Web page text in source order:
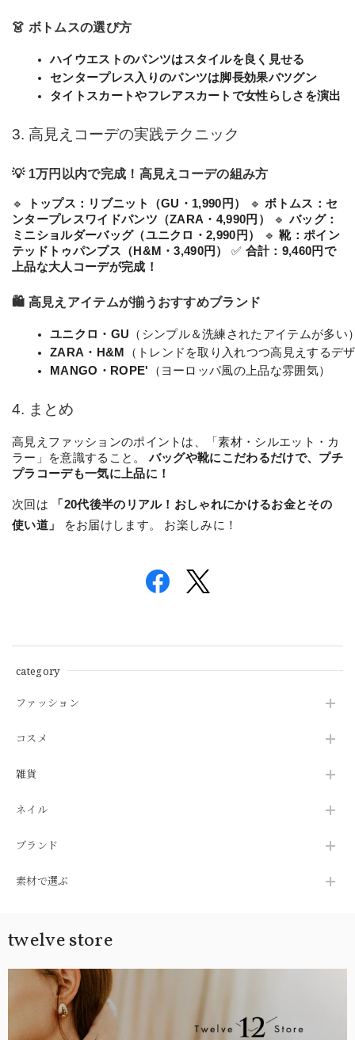
👗 ボトムスの選び方
ハイウエストのパンツはスタイルを良く見せる
センタープレス入りのパンツは脚長効果バツグン
タイトスカートやフレアスカートで女性らしさを演出
3. 高見えコーデの実践テクニック
💡 1万円以内で完成！高見えコーデの組み方
🔹 トップス：リブニット（GU・1,990円） 🔹ボトムス：セ
ンタープレスワイドパンツ（ZARA・4,990円）
🔹 バッグ：
ミニショルダーバッグ（ユニクロ・2,990円）
🔹靴：ポイン
テッドトゥパンプス（H&M・3,490円）
✅ 合計：9,460円で
上品な大人コーデが完成！
🛍 高見えアイテムが揃うおすすめブランド
ユニクロ・GU （シンプル＆洗練されたアイテムが多い
ZARA・H&M （トレンドを取り入れつつ高見えするデ
MANGO・ROPE' （ヨーロッパ風の上品な雰囲気）
4. まとめ
高見えファッションのポイントは、「素材・シルエット・カ
ラー」を意識すること。 バッグや靴にこだわるだけで、プチ
プラコーデも一気に上品に！
次回は
「20代後半のリアル！おしゃれにかけるお金とその
使い道」
をお届けします。 お楽しみに！
category
ファッション
コスメ
雑貨
ネイル
ブランド
素材で選ぶ
twelve store